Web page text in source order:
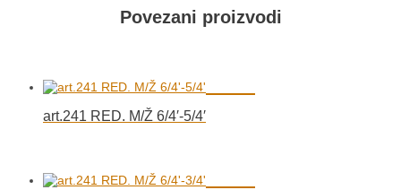
Povezani proizvodi
art.241 RED. M/Ž 6/4′-5/4′